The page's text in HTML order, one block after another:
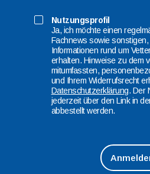
Nutzungsprofil
Ja, ich möchte einen
Fachnews sowie
Informationen rund um
erhalten. Hinweise zu dem
mitumfassten,
und Ihrem Widerrufsrecht
Datenschutzerklärung. Der
jederzeit über den Link in
abbestellt werden.